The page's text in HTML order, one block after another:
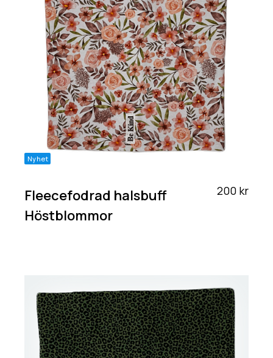
Nyhet
Fleecefodrad halsbuff
Höstblommor
200 kr